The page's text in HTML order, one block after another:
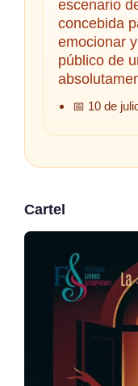
escenario
concebida
emocionar
público de
📅 10 de
Cartel